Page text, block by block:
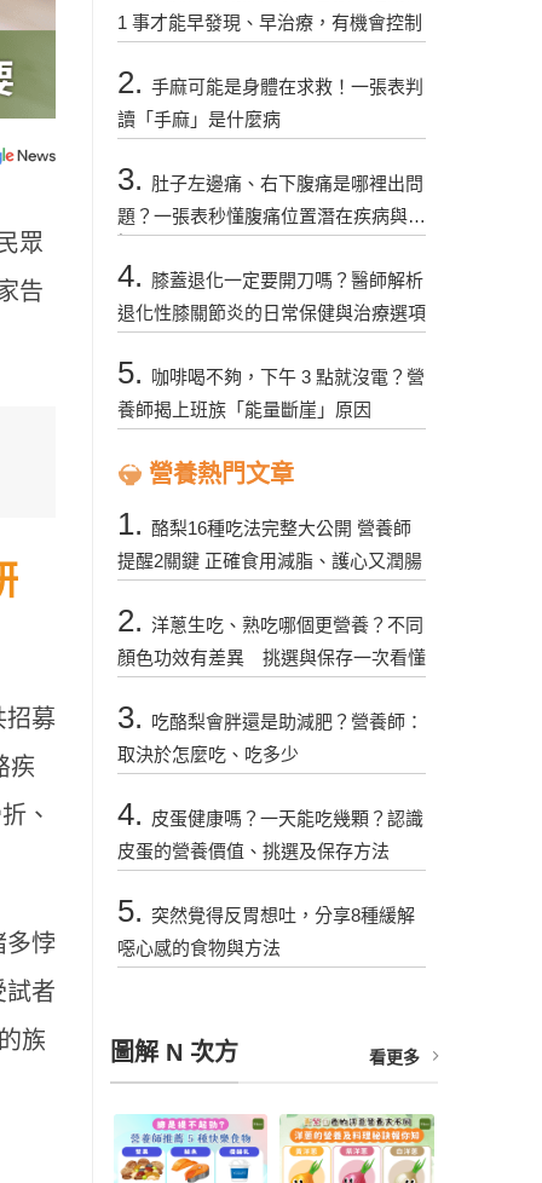
眾
告
招募
疾
、
多悖
試者
族
1 事才能早發現、早治療，有機會控制
2. 手麻可能是身體在求救！一張表判
讀「手麻」是什麼病
3. 肚子左邊痛、右下腹痛是哪裡出問
題？一張表秒懂腹痛位置潛在疾病與警
訊
4. 膝蓋退化一定要開刀嗎？醫師解析
退化性膝關節炎的日常保健與治療選項
5.
咖啡喝不夠，下午 3 點就沒電？營
養師揭上班族「能量斷崖」原因
營養熱門文章
1. 酪梨16種吃法完整大公開 營養師
提醒2關鍵 正確食用減脂、護心又潤腸
2. 洋蔥生吃、熟吃哪個更營養？不同
顏色功效有差異 挑選與保存一次看懂
3. 吃酪梨會胖還是助減肥？營養師：
取決於怎麼吃、吃多少
4. 皮蛋健康嗎？一天能吃幾顆？認識
皮蛋的營養價值、挑選及保存方法
5. 突然覺得反胃想吐，分享8種緩解
噁心感的食物與方法
圖解 N 次方 看更多